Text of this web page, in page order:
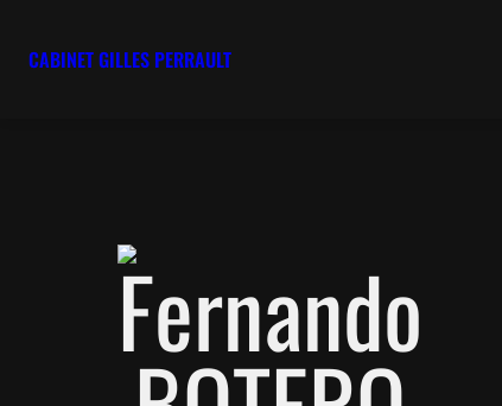
CABINET GILLES PERRAULT